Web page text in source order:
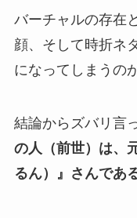
バーチャルの存在
顔、そして時折ネ
になってしまうの
結論からズバリ言
の人（前世）は、
るん）』さんであ